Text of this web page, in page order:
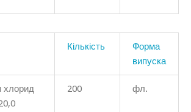
Кількість
Форма
випуска
хлорид
200 фл.